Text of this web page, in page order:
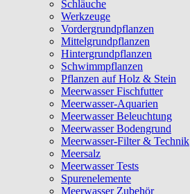
Schläuche
Werkzeuge
Vordergrundpflanzen
Mittelgrundpflanzen
Hintergrundpflanzen
Schwimmpflanzen
Pflanzen auf Holz & Stein
Meerwasser Fischfutter
Meerwasser-Aquarien
Meerwasser Beleuchtung
Meerwasser Bodengrund
Meerwasser-Filter & Technik
Meersalz
Meerwasser Tests
Spurenelemente
Meerwasser Zubehör